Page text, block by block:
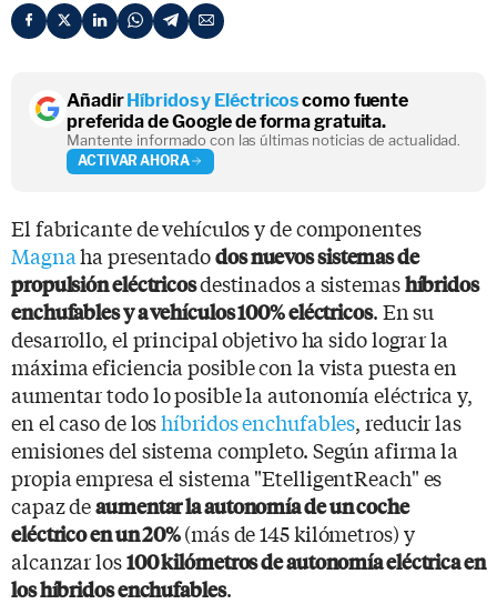
AñadirHíbridos y Eléctricoscomo fuente
preferida de Google de forma gratuita.
Mantente informado con las últimas noticias de actualidad.
ACTIVAR AHORA
El fabricante de vehículos y de componentes
Magnaha presentadodos nuevos sistemas de
propulsión eléctricosdestinados a sistemashíbridos
enchufables y a vehículos 100% eléctricos. En su
desarrollo, el principal objetivo ha sido lograr la
máxima eficiencia posible con la vista puesta en
aumentar todo lo posible la autonomía eléctrica y,
en el caso de loshíbridos enchufables, reducir las
emisiones del sistema completo. Según afirma la
propia empresa el sistema "EtelligentReach" es
capaz deaumentar la autonomía de un coche
eléctrico en un 20%(más de 145 kilómetros) y
alcanzar los100 kilómetros de autonomía eléctrica en
los híbridos enchufables.